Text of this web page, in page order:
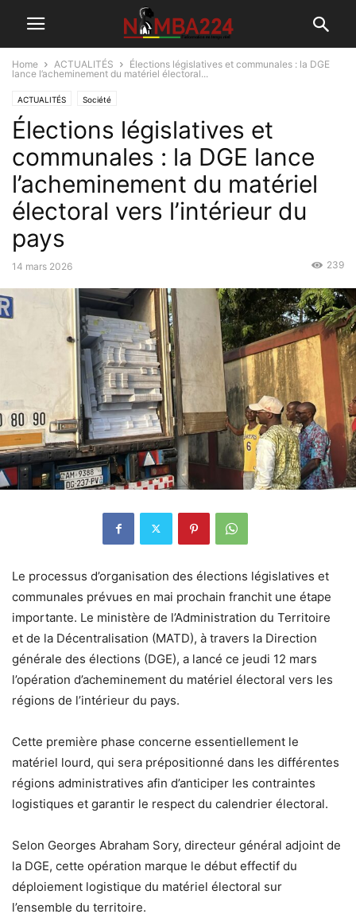
Home ACTUALITÉS
Élections législatives et communales : la DGE
lance l’acheminement du matériel électoral...
ACTUALITÉS Société
Élections législatives et
communales : la DGE lance
l’acheminement du matériel
électoral vers l’intérieur du
pays
14 mars 2026 239
Le processus d’organisation des élections législatives et
communales prévues en mai prochain franchit une étape
importante. Le ministère de l’Administration du Territoire
et de la Décentralisation (MATD), à travers la Direction
générale des élections (DGE), a lancé ce jeudi 12 mars
l’opération d’acheminement du matériel électoral vers les
régions de l’intérieur du pays.
Cette première phase concerne essentiellement le
matériel lourd, qui sera prépositionné dans les différentes
régions administratives afin d’anticiper les contraintes
logistiques et garantir le respect du calendrier électoral.
Selon Georges Abraham Sory, directeur général adjoint de
la DGE, cette opération marque le début effectif du
déploiement logistique du matériel électoral sur
l’ensemble du territoire.